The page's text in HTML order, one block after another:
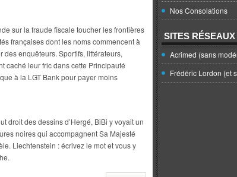
sur la fraude fiscale toucher les frontières
françaises dont les noms commencent à
enquêteurs. Sportifs, littérateurs,
caché leur fric dans cette Principauté
à la LGT Bank pour payer moins
droit des dessins d’Hergé, BiBi y voyait un
noires qui accompagnent Sa Majesté
Liechtenstein : écrivez le mot et vous y
Nos Consolations
SITES
Acrimed (sans
Frédéric Lordon (et